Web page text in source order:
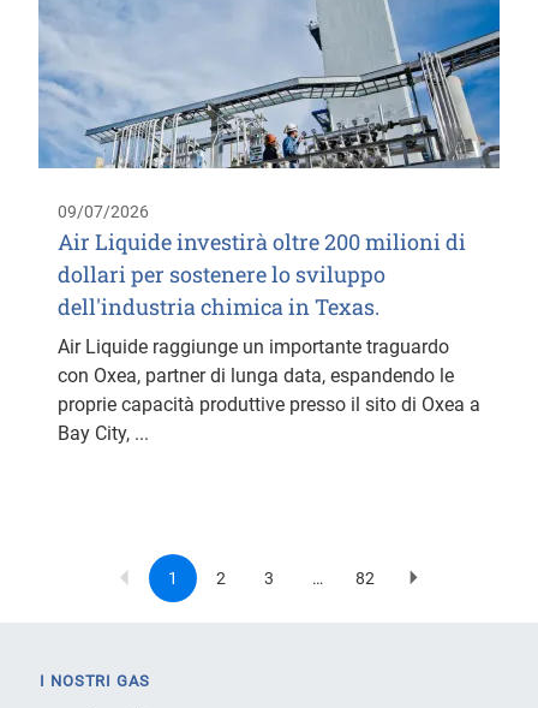
09/07/2026
Air Liquide investirà oltre 200 milioni di
dollari per sostenere lo sviluppo
dell'industria chimica in Texas.
Air Liquide raggiunge un importante traguardo
con Oxea, partner di lunga data, espandendo le
proprie capacità produttive presso il sito di Oxea a
Bay City, ...
Current
page
1 Page
2 Page
3 …
Last
82
Next
I NOSTRI GAS